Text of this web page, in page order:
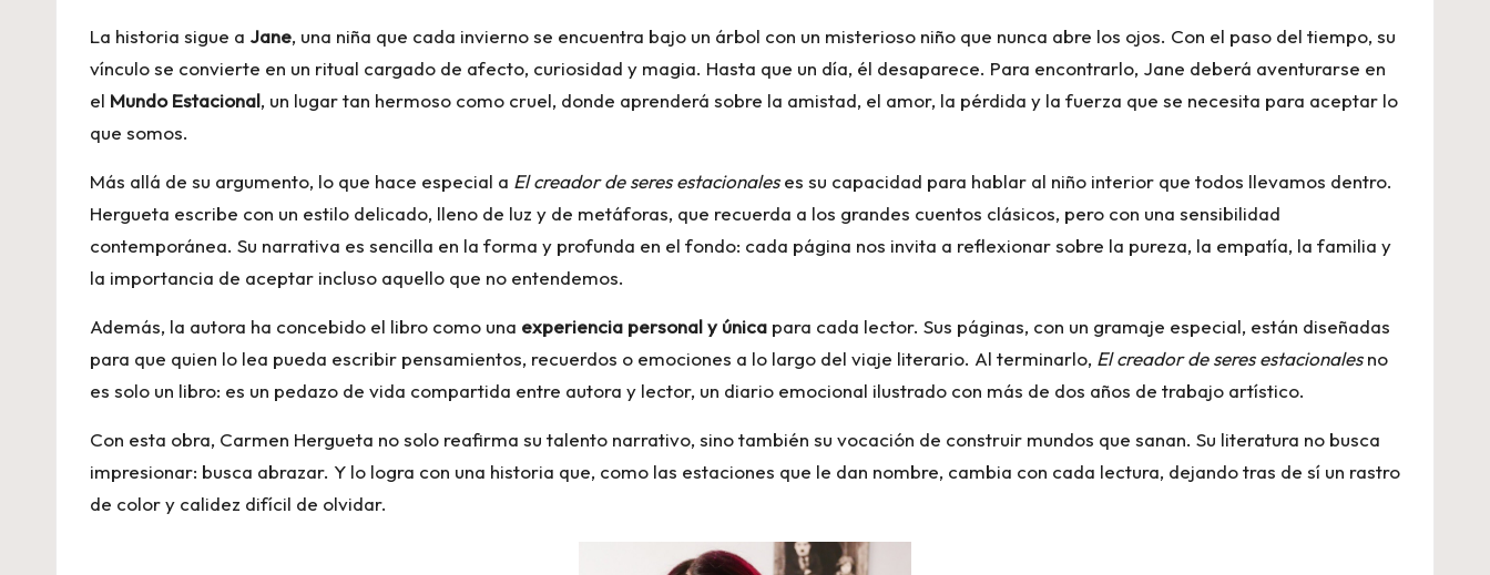
La historia sigue a Jane, una niña que cada invierno se encuentra bajo un árbol con un misterioso niño que nunca abre los ojos. Con el paso del tiempo, su
vínculo se convierte en un ritual cargado de afecto, curiosidad y magia. Hasta que un día, él desaparece. Para encontrarlo, Jane deberá aventurarse en
el Mundo Estacional, un lugar tan hermoso como cruel, donde aprenderá sobre la amistad, el amor, la pérdida y la fuerza que se necesita para aceptar lo
que somos.
Más allá de su argumento, lo que hace especial a El creador de seres estacionaleses su capacidad para hablar al niño interior que todos llevamos dentro.
Hergueta escribe con un estilo delicado, lleno de luz y de metáforas, que recuerda a los grandes cuentos clásicos, pero con una sensibilidad
contemporánea. Su narrativa es sencilla en la forma y profunda en el fondo: cada página nos invita a reflexionar sobre la pureza, la empatía, la familia y
la importancia de aceptar incluso aquello que no entendemos.
Además, la autora ha concebido el libro como una experiencia personal y única para cada lector. Sus páginas, con un gramaje especial, están diseñadas
para que quien lo lea pueda escribir pensamientos, recuerdos o emociones a lo largo del viaje literario. Al terminarlo, El creador de seres estacionalesno
es solo un libro: es un pedazo de vida compartida entre autora y lector, un diario emocional ilustrado con más de dos años de trabajo artístico.
Con esta obra, Carmen Hergueta no solo reafirma su talento narrativo, sino también su vocación de construir mundos que sanan. Su literatura no busca
impresionar: busca abrazar. Y lo logra con una historia que, como las estaciones que le dan nombre, cambia con cada lectura, dejando tras de sí un rastro
de color y calidez difícil de olvidar.